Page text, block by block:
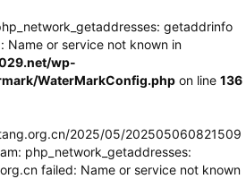
getaddrinfo
Name or service not known in
wp-
WaterMarkConfig.php on line 136
2025/05/202505060821509
php_network_getaddresses:
failed: Name or service not known